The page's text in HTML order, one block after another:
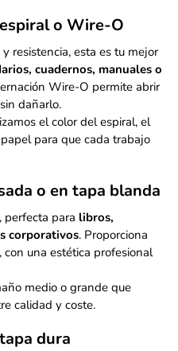
o Wire-O
resistencia, esta es tu mejor
cuadernos, manuales o
Wire-O permite abrir
dañarlo.
el color del espiral, el
para que cada trabajo
o en tapa blanda
perfecta para libros,
corporativos. Proporciona
una estética profesional
medio o grande que
calidad y coste.
dura